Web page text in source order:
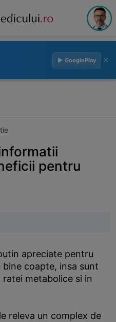
▶ GooglePlay ×
pentru
apreciate pentru
bine coapte, insa sunt
metabolice si in
releva un complex de